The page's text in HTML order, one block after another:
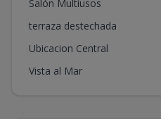
Salón Multiusos
terraza destechada
Ubicacion Central
Vista al Mar